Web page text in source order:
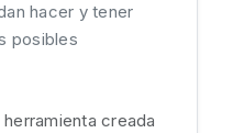
hacer y tener
posibles
creada